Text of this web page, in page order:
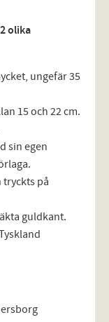
olika
ungefär 35
15 och 22 cm.
sin egen
på
guldkant.
serien: